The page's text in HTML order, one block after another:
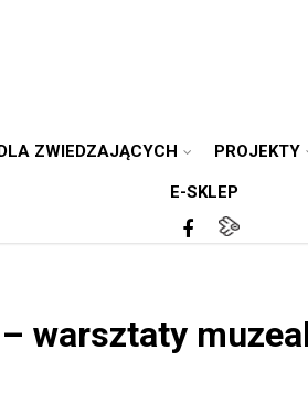
ZWIEDZAJĄCYCH PROJEKTY
E-SKLEP
warsztaty